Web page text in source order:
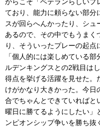
からこそ「ベテランらしいプ
ており、能力に頼らない部分
スが回らへんかったり、シ
あるので、その中でもうまく
り、そういったプレーの起点
「個人的には楽しめている
ルデンキングスとの2戦目は
得点を挙げる活躍を見せた。
けがかなり大きかった。今
合でちゃんとできていればと
曜日に勝てるようにしたい」
ンピオンシップ争いを勝ち